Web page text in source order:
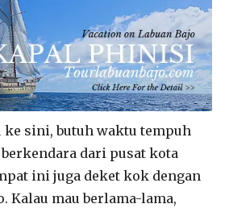
ke sini, butuh waktu tempuh
dari pusat kota
ini juga deket kok dengan
Kalau mau berlama-lama,